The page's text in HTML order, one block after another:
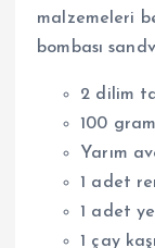
malzemeleri
bombası
2 dilim
100
Yarım
1 adet
1 adet
1 çay